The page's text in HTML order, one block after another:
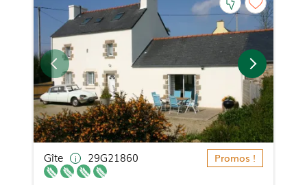
Gîte 29G21860 Promos !